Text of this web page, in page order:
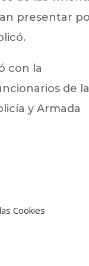
Cookies
presentar
con la
de la
y Armada